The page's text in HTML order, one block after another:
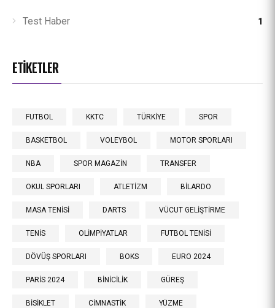
Test Haber 1
ETİKETLER
FUTBOL KKTC TÜRKİYE SPOR
BASKETBOL VOLEYBOL MOTOR SPORLARI
NBA SPOR MAGAZİN TRANSFER
OKUL SPORLARI ATLETİZM BİLARDO
MASA TENİSİ DARTS VÜCUT GELİŞTİRME
TENİS OLİMPİYATLAR FUTBOL TENİSİ
DÖVÜŞ SPORLARI BOKS EURO 2024
PARİS 2024 BİNİCİLİK GÜREŞ
BİSİKLET CİMNASTİK YÜZME